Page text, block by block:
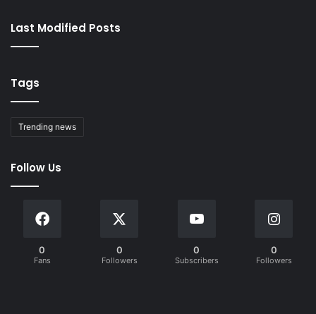
Last Modified Posts
Tags
Trending news
Follow Us
0
Fans
0
Followers
0
Subscribers
0
Followers